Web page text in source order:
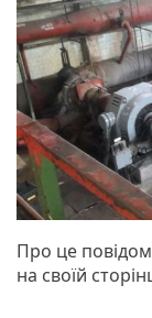
Про це
на своїй